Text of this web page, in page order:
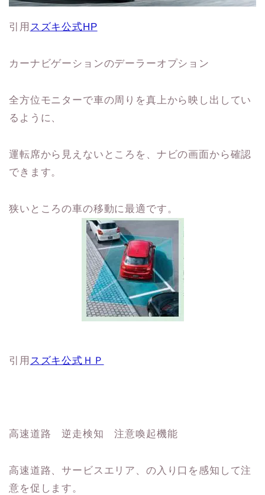
引用 スズキ公式HP
カーナビゲーションのデーラーオプション
全方位モニターで車の周りを真上から映し出してい
るように、
運転席から見えないところを、ナビの画面から確認
できます。
狭いところの車の移動に最適です。
引用 スズキ公式ＨＰ
高速道路 逆走検知 注意喚起機能
高速道路、サービスエリア、の入り口を感知して注
意を促します。